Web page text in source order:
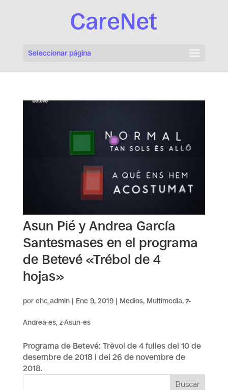
Seleccionar página
Asun Pié y Andrea García
Santesmases en el programa
de Betevé «Trébol de 4
hojas»
por ehc_admin| Ene 9, 2019| Medios, Multimedia, z-
Andrea-es, z-Asun-es
Programa de Betevé: Trèvol de 4 fulles del 10 de
desembre de 2018 i del 26 de novembre de
2018.